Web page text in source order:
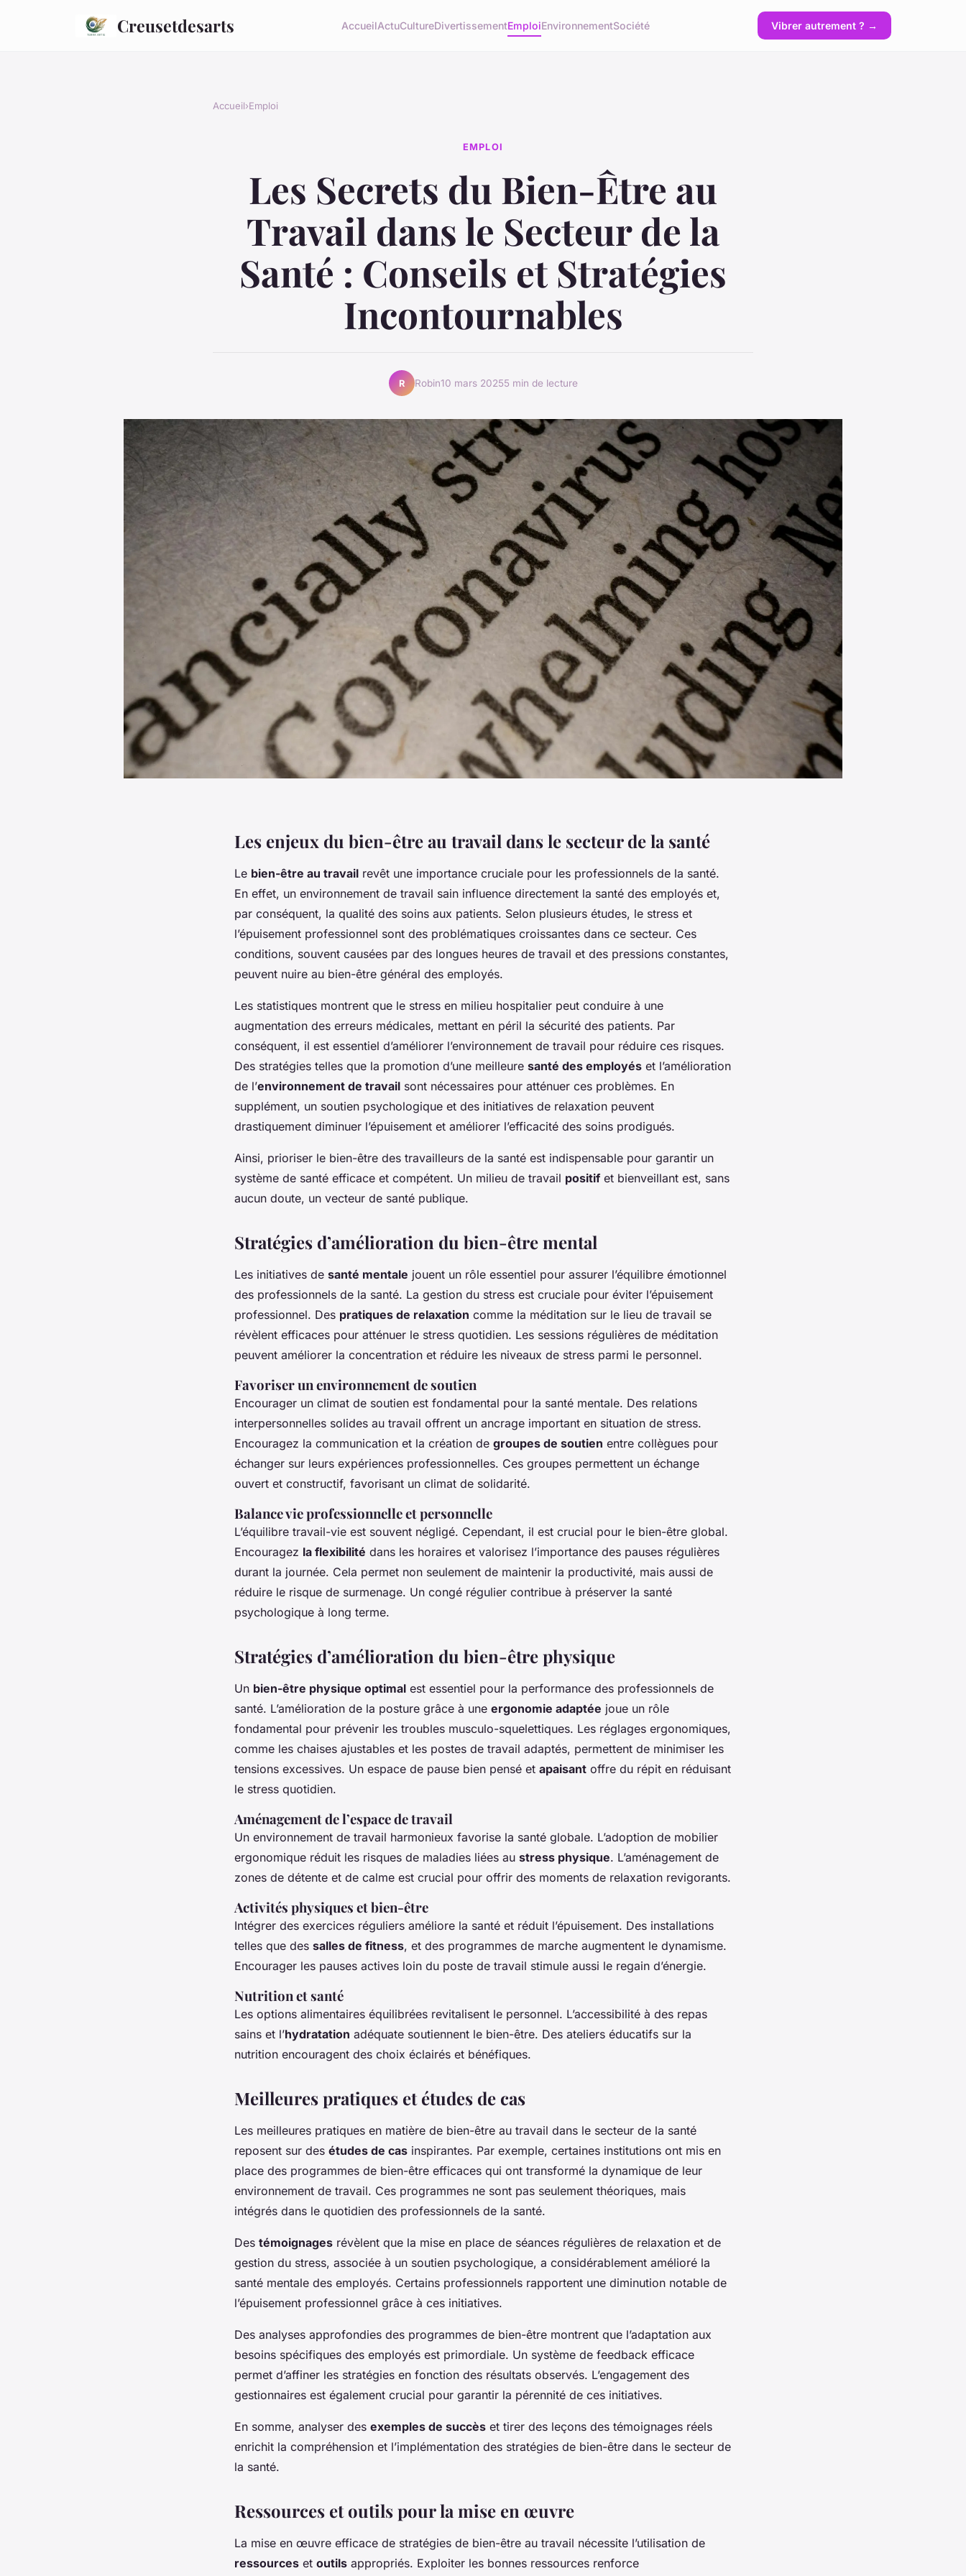
Creusetdesarts AccueilActuCultureDivertissementEmploiEnvironnementSociété Vibrer autrement ? →
Accueil›Emploi
EMPLOI
Les Secrets du Bien-Être au
Travail dans le Secteur de la
Santé : Conseils et Stratégies
Incontournables
R Robin10 mars 20255 min de lecture
Les enjeux du bien-être au travail dans le secteur de la santé
Le bien-être au travail revêt une importance cruciale pour les professionnels de la santé.
En effet, un environnement de travail sain influence directement la santé des employés et,
par conséquent, la qualité des soins aux patients. Selon plusieurs études, le stress et
l’épuisement professionnel sont des problématiques croissantes dans ce secteur. Ces
conditions, souvent causées par des longues heures de travail et des pressions constantes,
peuvent nuire au bien-être général des employés.
Les statistiques montrent que le stress en milieu hospitalier peut conduire à une
augmentation des erreurs médicales, mettant en péril la sécurité des patients. Par
conséquent, il est essentiel d’améliorer l’environnement de travail pour réduire ces risques.
Des stratégies telles que la promotion d’une meilleure santé des employés et l’amélioration
de l’environnement de travail sont nécessaires pour atténuer ces problèmes. En
supplément, un soutien psychologique et des initiatives de relaxation peuvent
drastiquement diminuer l’épuisement et améliorer l’efficacité des soins prodigués.
Ainsi, prioriser le bien-être des travailleurs de la santé est indispensable pour garantir un
système de santé efficace et compétent. Un milieu de travail positif et bienveillant est, sans
aucun doute, un vecteur de santé publique.
Stratégies d’amélioration du bien-être mental
Les initiatives de santé mentale jouent un rôle essentiel pour assurer l’équilibre émotionnel
des professionnels de la santé. La gestion du stress est cruciale pour éviter l’épuisement
professionnel. Des pratiques de relaxation comme la méditation sur le lieu de travail se
révèlent efficaces pour atténuer le stress quotidien. Les sessions régulières de méditation
peuvent améliorer la concentration et réduire les niveaux de stress parmi le personnel.
Favoriser un environnement de soutien
Encourager un climat de soutien est fondamental pour la santé mentale. Des relations
interpersonnelles solides au travail offrent un ancrage important en situation de stress.
Encouragez la communication et la création de groupes de soutien entre collègues pour
échanger sur leurs expériences professionnelles. Ces groupes permettent un échange
ouvert et constructif, favorisant un climat de solidarité.
Balance vie professionnelle et personnelle
L’équilibre travail-vie est souvent négligé. Cependant, il est crucial pour le bien-être global.
Encouragez la flexibilité dans les horaires et valorisez l’importance des pauses régulières
durant la journée. Cela permet non seulement de maintenir la productivité, mais aussi de
réduire le risque de surmenage. Un congé régulier contribue à préserver la santé
psychologique à long terme.
Stratégies d’amélioration du bien-être physique
Un bien-être physique optimal est essentiel pour la performance des professionnels de
santé. L’amélioration de la posture grâce à une ergonomie adaptée joue un rôle
fondamental pour prévenir les troubles musculo-squelettiques. Les réglages ergonomiques,
comme les chaises ajustables et les postes de travail adaptés, permettent de minimiser les
tensions excessives. Un espace de pause bien pensé et apaisant offre du répit en réduisant
le stress quotidien.
Aménagement de l’espace de travail
Un environnement de travail harmonieux favorise la santé globale. L’adoption de mobilier
ergonomique réduit les risques de maladies liées au stress physique. L’aménagement de
zones de détente et de calme est crucial pour offrir des moments de relaxation revigorants.
Activités physiques et bien-être
Intégrer des exercices réguliers améliore la santé et réduit l’épuisement. Des installations
telles que des salles de fitness, et des programmes de marche augmentent le dynamisme.
Encourager les pauses actives loin du poste de travail stimule aussi le regain d’énergie.
Nutrition et santé
Les options alimentaires équilibrées revitalisent le personnel. L’accessibilité à des repas
sains et l’hydratation adéquate soutiennent le bien-être. Des ateliers éducatifs sur la
nutrition encouragent des choix éclairés et bénéfiques.
Meilleures pratiques et études de cas
Les meilleures pratiques en matière de bien-être au travail dans le secteur de la santé
reposent sur des études de cas inspirantes. Par exemple, certaines institutions ont mis en
place des programmes de bien-être efficaces qui ont transformé la dynamique de leur
environnement de travail. Ces programmes ne sont pas seulement théoriques, mais
intégrés dans le quotidien des professionnels de la santé.
Des témoignages révèlent que la mise en place de séances régulières de relaxation et de
gestion du stress, associée à un soutien psychologique, a considérablement amélioré la
santé mentale des employés. Certains professionnels rapportent une diminution notable de
l’épuisement professionnel grâce à ces initiatives.
Des analyses approfondies des programmes de bien-être montrent que l’adaptation aux
besoins spécifiques des employés est primordiale. Un système de feedback efficace
permet d’affiner les stratégies en fonction des résultats observés. L’engagement des
gestionnaires est également crucial pour garantir la pérennité de ces initiatives.
En somme, analyser des exemples de succès et tirer des leçons des témoignages réels
enrichit la compréhension et l’implémentation des stratégies de bien-être dans le secteur de
la santé.
Ressources et outils pour la mise en œuvre
La mise en œuvre efficace de stratégies de bien-être au travail nécessite l’utilisation de
ressources et outils appropriés. Exploiter les bonnes ressources renforce